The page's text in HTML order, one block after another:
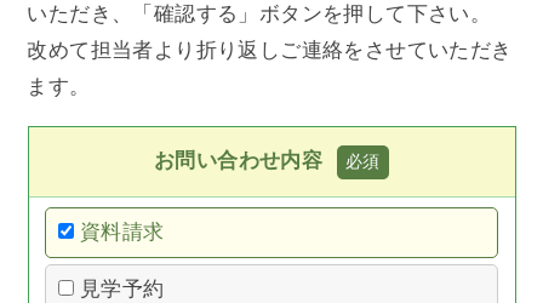
いただき、「確認する」ボタンを押して下さい。
改めて担当者より折り返しご連絡をさせていただき
ます。
お問い合わせ内容
資料請求
見学予約